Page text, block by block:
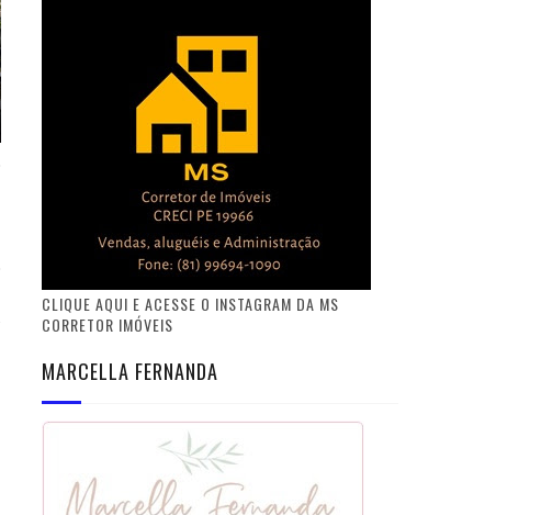
CLIQUE AQUI E ACESSE O INSTAGRAM DA MS
CORRETOR IMÓVEIS
MARCELLA FERNANDA